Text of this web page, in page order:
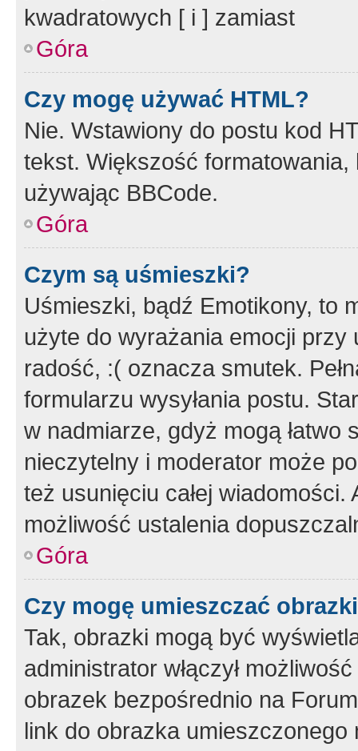
kwadratowych [ i ] zamiast
Góra
Czy mogę używać HTML?
Nie. Wstawiony do postu kod
tekst. Większość
używając BBCode.
Góra
Czym są uśmieszki?
Uśmieszki, bądź Emotikony, to
użyte do wyrażania emocji
radość, :( oznacza smutek.
formularzu wysyłania postu.
w nadmiarze, gdyż mogą
nieczytelny i moderator może
też usunięciu całej
możliwość ustalenia
Góra
Czy mogę umieszczać
Tak, obrazki mogą być
administrator włączył
obrazek bezpośrednio na
link do obrazka